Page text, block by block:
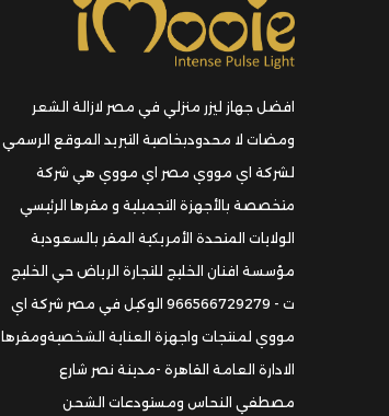
افضل جهاز ليزر منزلي في مصر لازالة الشعر
ومضات لا محدودبخاصية التبريد الموقع الرسمي
لشركة اي مووي مصر اي مووي هي شركة
متخصصة بالأجهزة التجميلية و مقرها الرئيسي
الولايات المتحدة الأمريكية المقر بالسعودية
مؤسسة افنان الخليج للتجارة الرياض حي الخليج
ت - 966566729279 الوكيل في مصر شركة اي
مووي لمنتجات واجهزة العناية الشخصيةومقرها
الادارة العامة القاهرة -مدينة نصر شارع
مصطفي النحاس ومستودعات الشحن